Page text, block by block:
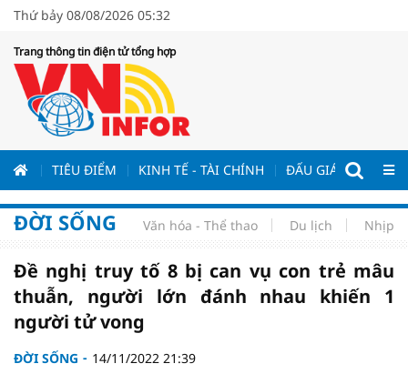
Thứ bảy 08/08/2026 05:32
Trang thông tin điện tử tổng hợp
TIÊU ĐIỂM KINH TẾ - TÀI CHÍNH ĐẤU GIÁ - ĐẤU
ĐỜI SỐNG Văn hóa - Thể thao Du lịch Nhịp
Đề nghị truy tố 8 bị can vụ con trẻ mâu
thuẫn, người lớn đánh nhau khiến 1
người tử vong
ĐỜI SỐNG 14/11/2022 21:39